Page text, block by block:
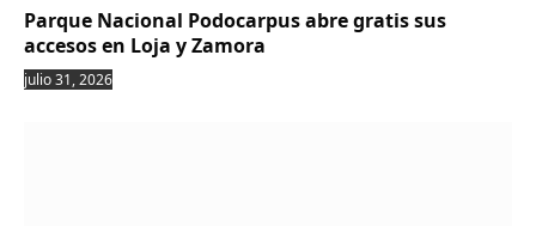
Parque Nacional Podocarpus abre gratis sus
accesos en Loja y Zamora
julio 31, 2026